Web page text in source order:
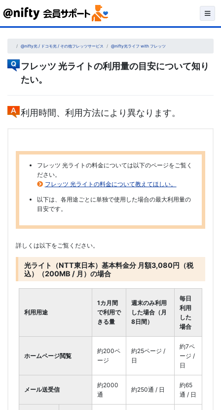
Skip
content @nifty光 / ドコモ光 / その他フレッツサービス @nifty光ライフ with フレッツ
フレッツ 光ライトの利用量の目安について知り
たい。
利用時間、利用方法により異なります。
フレッツ 光ライトの料金については以下のページをご覧く
ださい。
フレッツ 光ライトの料金について教えてほしい。
以下は、各用途ごとに単独で使用した場合の最大利用量の
目安です。
詳しくは以下をご覧ください。
光ライト（NTT東日本）基本料金分 月額3,080円（税
込）（200MB / 月）の場合
利用用途
1カ月間
で利用で
きる量
週末のみ利用
した場合（月
8日間）
毎日
利用
した
場合
ホームページ閲覧
約200ペ
ージ
約25ページ /
日
約7ペ
ージ /
日
メール送受信
約2000
通
約250通 / 日
約65
通 / 日